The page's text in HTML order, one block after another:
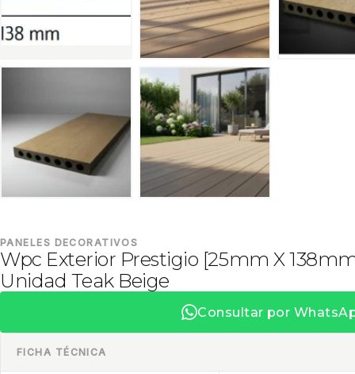
PANELES DECORATIVOS
Wpc Exterior Prestigio [25mm X
Unidad Teak Beige
Consultar por
FICHA TÉCNICA